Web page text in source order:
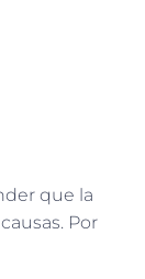
que la
Por